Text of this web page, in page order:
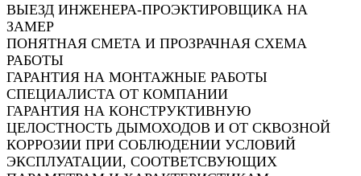
ВЫЕЗД ИНЖЕНЕРА-ПРОЭКТИРОВЩИКА НА
ЗАМЕР
ПОНЯТНАЯ СМЕТА И ПРОЗРАЧНАЯ СХЕМА
РАБОТЫ
ГАРАНТИЯ НА МОНТАЖНЫЕ РАБОТЫ
СПЕЦИАЛИСТА ОТ КОМПАНИИ
ГАРАНТИЯ НА КОНСТРУКТИВНУЮ
ЦЕЛОСТНОСТЬ ДЫМОХОДОВ И ОТ СКВОЗНОЙ
КОРРОЗИИ ПРИ СОБЛЮДЕНИИ УСЛОВИЙ
ЭКСПЛУАТАЦИИ, СООТВЕТСВУЮЩИХ